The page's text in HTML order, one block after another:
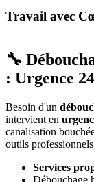
Travail avec
🔧
: Urgence
Besoin d'un
intervient en
canalisation
outils
Services
Débouchage